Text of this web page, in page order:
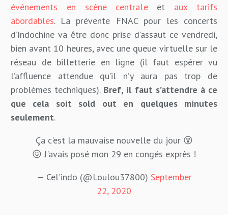
événements en scène centraleet aux tarifs
abordables. La prévente FNAC pour les concerts
d’Indochine va être donc prise d’assaut ce vendredi,
bien avant 10 heures, avec une queue virtuelle sur le
réseau de billetterie en ligne (il faut espérer vu
l’affluence attendue qu’il n’y aura pas trop de
problèmes techniques). Bref, il faut s’attendre à ce
que cela soit sold out en quelques minutes
seulement.
Ça c'est la mauvaise nouvelle du jour 😵
😖 J'avais posé mon 29 en congés exprès !
— Cel'indo (@Loulou37800) September
22, 2020